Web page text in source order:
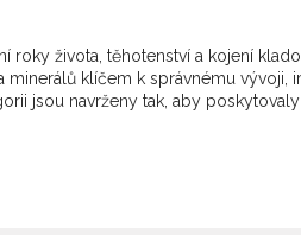
roky života, těhotenství a kojení
klíčem k správnému vývoji,
jsou navrženy tak, aby